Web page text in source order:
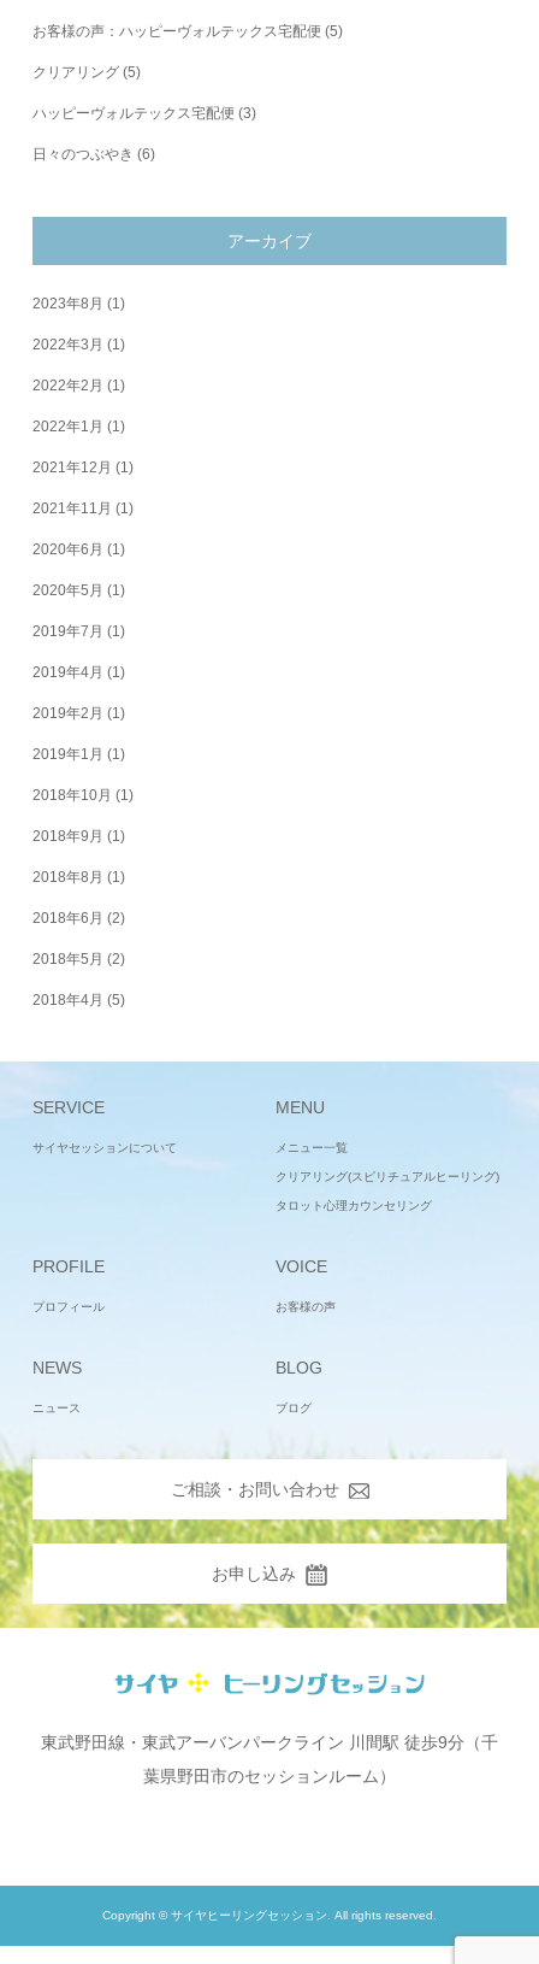
お客様の声：ハッピーヴォルテックス宅配便 (5)
クリアリング (5)
ハッピーヴォルテックス宅配便 (3)
日々のつぶやき (6)
アーカイブ
2023年8月 (1)
2022年3月 (1)
2022年2月 (1)
2022年1月 (1)
2021年12月 (1)
2021年11月 (1)
2020年6月 (1)
2020年5月 (1)
2019年7月 (1)
2019年4月 (1)
2019年2月 (1)
2019年1月 (1)
2018年10月 (1)
2018年9月 (1)
2018年8月 (1)
2018年6月 (2)
2018年5月 (2)
2018年4月 (5)
SERVICE
サイヤセッションについて
MENU
メニュー一覧
クリアリング(スピリチュアルヒーリング)
タロット心理カウンセリング
PROFILE
プロフィール
VOICE
お客様の声
NEWS
ニュース
BLOG
ブログ
ご相談・お問い合わせ
お申し込み
東武野田線・東武アーバンパークライン 川間駅 徒歩9分（千
葉県野田市のセッションルーム）
Copyright © サイヤヒーリングセッション. All rights reserved.